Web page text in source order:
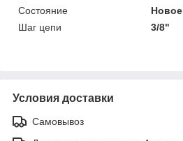
Состояние
Новое
Шаг цепи
3/8"
Условия доставки
Самовывоз